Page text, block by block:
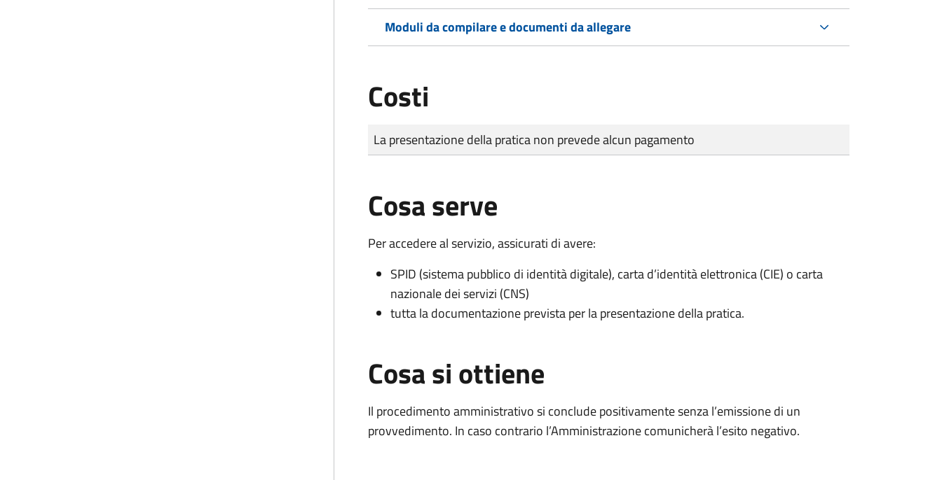
Moduli da compilare e documenti da allegare
Costi
Tipo di pagamento
Importo
La presentazione della pratica non prevede alcun pagamento
Cosa serve
Per accedere al servizio, assicurati di avere:
SPID (sistema pubblico di identità digitale), carta d’identità elettronica (CIE) o carta
nazionale dei servizi (CNS)
tutta la documentazione prevista per la presentazione della pratica.
Cosa si ottiene
Il procedimento amministrativo si conclude positivamente senza l’emissione di un
provvedimento. In caso contrario l’Amministrazione comunicherà l’esito negativo.